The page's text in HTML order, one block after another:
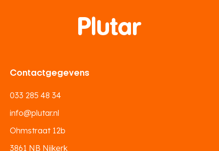
Contactgegevens
033 285 48 34
info@plutar.nl
Ohmstraat 12b
3861 NB Nijkerk